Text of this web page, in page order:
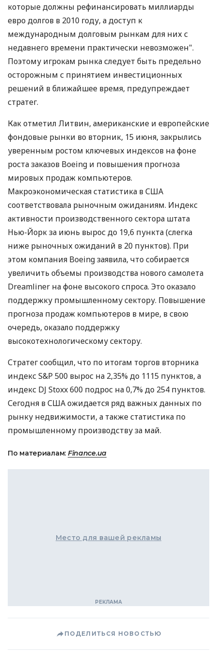
которые должны рефинансировать миллиарды
евро долгов в 2010 году, а доступ к
международным долговым рынкам для них с
недавнего времени практически невозможен".
Поэтому игрокам рынка следует быть предельно
осторожным с принятием инвестиционных
решений в ближайшее время, предупреждает
стратег.
Как отметил Литвин, американские и европейские
фондовые рынки во вторник, 15 июня, закрылись
уверенным ростом ключевых индексов на фоне
роста заказов Boeing и повышения прогноза
мировых продаж компьютеров.
Макроэкономическая статистика в США
соответствовала рыночным ожиданиям. Индекс
активности производственного сектора штата
Нью-Йорк за июнь вырос до 19,6 пункта (слегка
ниже рыночных ожиданий в 20 пунктов). При
этом компания Boeing заявила, что собирается
увеличить объемы производства нового самолета
Dreamliner на фоне высокого спроса. Это оказало
поддержку промышленному сектору. Повышение
прогноза продаж компьютеров в мире, в свою
очередь, оказало поддержку
высокотехнологическому сектору.
Стратег сообщил, что по итогам торгов вторника
индекс S&P 500 вырос на 2,35% до 1115 пунктов, а
индекс DJ Stoxx 600 подрос на 0,7% до 254 пунктов.
Сегодня в США ожидается ряд важных данных по
рынку недвижимости, а также статистика по
промышленному производству за май.
По материалам: Finance.ua
Место для вашей рекламы
ПОДЕЛИТЬСЯ НОВОСТЬЮ